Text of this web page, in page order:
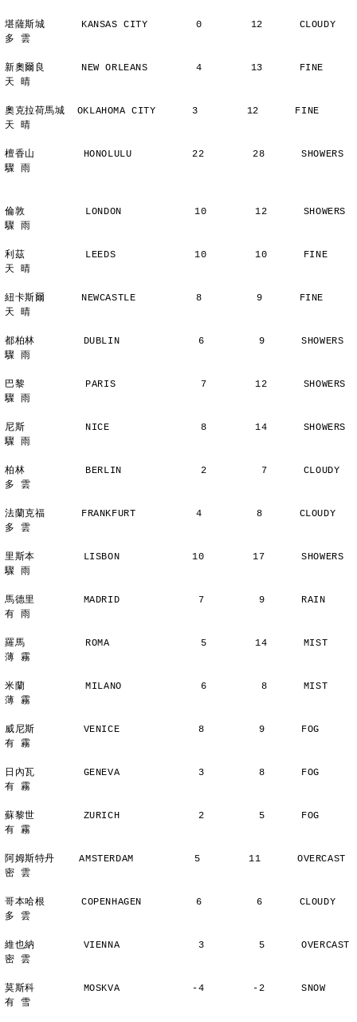
堪薩斯城      KANSAS CITY        0        12      CLOUDY
多 雲
新奧爾良      NEW ORLEANS        4        13      FINE
天 晴
奧克拉荷馬城  OKLAHOMA CITY      3        12      FINE
天 晴
檀香山        HONOLULU          22        28      SHOWERS
驟 雨
倫敦          LONDON            10        12      SHOWERS
驟 雨
利茲          LEEDS             10        10      FINE
天 晴
紐卡斯爾      NEWCASTLE          8         9      FINE
天 晴
都柏林        DUBLIN             6         9      SHOWERS
驟 雨
巴黎          PARIS              7        12      SHOWERS
驟 雨
尼斯          NICE               8        14      SHOWERS
驟 雨
柏林          BERLIN             2         7      CLOUDY
多 雲
法蘭克福      FRANKFURT          4         8      CLOUDY
多 雲
里斯本        LISBON            10        17      SHOWERS
驟 雨
馬德里        MADRID             7         9      RAIN
有 雨
羅馬          ROMA               5        14      MIST
薄 霧
米蘭          MILANO             6         8      MIST
薄 霧
威尼斯        VENICE             8         9      FOG
有 霧
日內瓦        GENEVA             3         8      FOG
有 霧
蘇黎世        ZURICH             2         5      FOG
有 霧
阿姆斯特丹    AMSTERDAM          5        11      OVERCAST
密 雲
哥本哈根      COPENHAGEN         6         6      CLOUDY
多 雲
維也納        VIENNA             3         5      OVERCAST
密 雲
莫斯科        MOSKVA            -4        -2      SNOW
有 雪